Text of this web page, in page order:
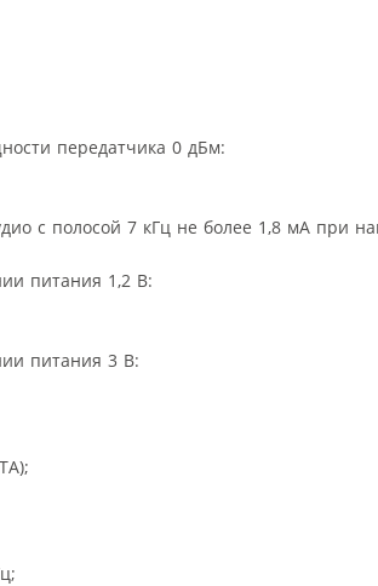
передатчика 0 дБм:
с полосой 7 кГц не более 1,8 мА при
питания 1,2 В:
питания 3 В: